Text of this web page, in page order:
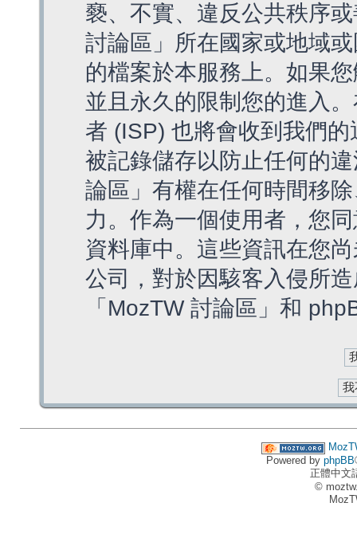
褻、不實、違反公共秩序
討論區」所在國家或地域
的檔案於本服務上。如果
並且永久的限制您的進入
者 (ISP) 也將會收到我們
被記錄儲存以防止任何的
論區」有權在任何時間移
力。作為一個使用者，您
資料庫中。這些資訊在您
公司，對於因駭客入侵所
「MozTW 討論區」和
Powered by phpBB
正體中文
©